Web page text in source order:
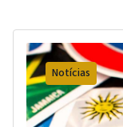
Notícias